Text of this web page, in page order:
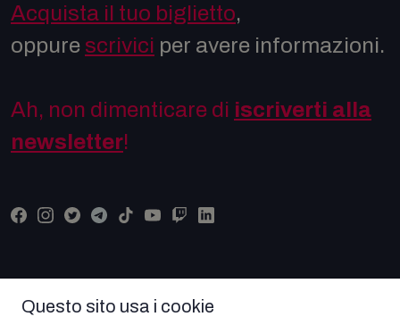
Acquista il tuo biglietto,
oppure scrivici per avere informazioni.
Ah, non dimenticare di iscriverti alla
newsletter!
© COPYRIGHT COMICON 2026 Tutti i diritti riservati -
Questo sito usa i cookie